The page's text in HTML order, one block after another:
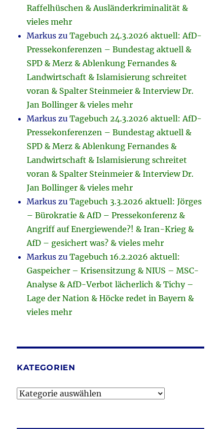
Raffelhüschen & Ausländerkriminalität &
vieles mehr
Markus zuTagebuch 24.3.2026 aktuell: AfD-
Pressekonferenzen – Bundestag aktuell &
SPD & Merz & Ablenkung Fernandes &
Landwirtschaft & Islamisierung schreitet
voran & Spalter Steinmeier & Interview Dr.
Jan Bollinger & vieles mehr
Markus zuTagebuch 24.3.2026 aktuell: AfD-
Pressekonferenzen – Bundestag aktuell &
SPD & Merz & Ablenkung Fernandes &
Landwirtschaft & Islamisierung schreitet
voran & Spalter Steinmeier & Interview Dr.
Jan Bollinger & vieles mehr
Markus zuTagebuch 3.3.2026 aktuell: Jörges
– Bürokratie & AfD – Pressekonferenz &
Angriff auf Energiewende?! & Iran-Krieg &
AfD – gesichert was? & vieles mehr
Markus zuTagebuch 16.2.2026 aktuell:
Gaspeicher – Krisensitzung & NIUS – MSC-
Analyse & AfD-Verbot lächerlich & Tichy –
Lage der Nation & Höcke redet in Bayern &
vieles mehr
KATEGORIEN
Kategorien